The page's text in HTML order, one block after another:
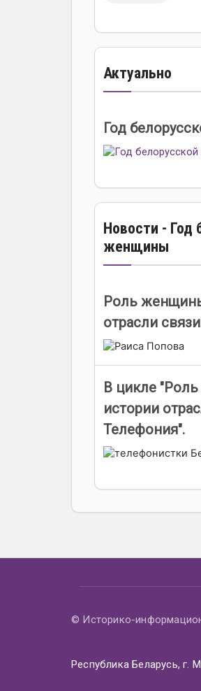
Актуально
Год
Новости - Год
женщины
Роль
отрасли
В цикле
истории
Телефония".
© Историко-
Республика Беларусь, г.